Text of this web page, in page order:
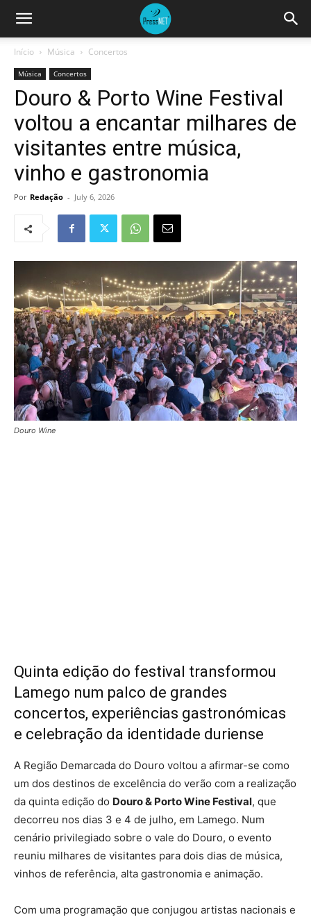
Início Música Concertos
Música Concertos
Douro & Porto Wine Festival
voltou a encantar milhares de
visitantes entre música,
vinho e gastronomia
Por Redação - July 6, 2026
Douro Wine
Quinta edição do festival transformou
Lamego num palco de grandes
concertos, experiências gastronómicas
e celebração da identidade duriense
A Região Demarcada do Douro voltou a afirmar-se como
um dos destinos de excelência do verão com a realização
da quinta edição do Douro & Porto Wine Festival, que
decorreu nos dias 3 e 4 de julho, em Lamego. Num
cenário privilegiado sobre o vale do Douro, o evento
reuniu milhares de visitantes para dois dias de música,
vinhos de referência, alta gastronomia e animação.
Com uma programação que conjugou artistas nacionais e